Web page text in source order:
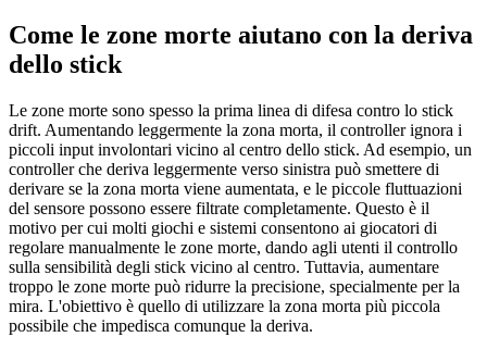
Come le zone morte aiutano con la deriva
dello stick
Le zone morte sono spesso la prima linea di difesa contro lo stick
drift. Aumentando leggermente la zona morta, il controller ignora i
piccoli input involontari vicino al centro dello stick. Ad esempio, un
controller che deriva leggermente verso sinistra può smettere di
derivare se la zona morta viene aumentata, e le piccole fluttuazioni
del sensore possono essere filtrate completamente. Questo è il
motivo per cui molti giochi e sistemi consentono ai giocatori di
regolare manualmente le zone morte, dando agli utenti il controllo
sulla sensibilità degli stick vicino al centro. Tuttavia, aumentare
troppo le zone morte può ridurre la precisione, specialmente per la
mira. L'obiettivo è quello di utilizzare la zona morta più piccola
possibile che impedisca comunque la deriva.